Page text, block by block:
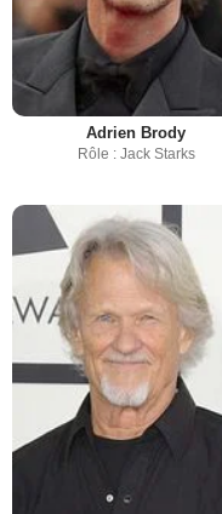
Adrien Brody
Rôle : Jack Starks